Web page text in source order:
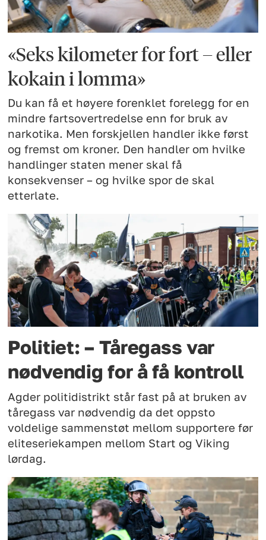
«Seks kilometer for fort – eller
kokain i lomma»
Du kan få et høyere forenklet forelegg for en
mindre fartsovertredelse enn for bruk av
narkotika. Men forskjellen handler ikke først
og fremst om kroner. Den handler om hvilke
handlinger staten mener skal få
konsekvenser – og hvilke spor de skal
etterlate.
Politiet: – Tåregass var
nødvendig for å få kontroll
Agder politidistrikt står fast på at bruken av
tåregass var nødvendig da det oppsto
voldelige sammenstøt mellom supportere før
eliteseriekampen mellom Start og Viking
lørdag.